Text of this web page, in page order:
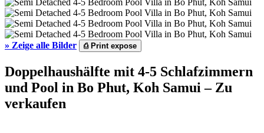
» Zeige alle Bilder ⎙Print expose
Doppelhaushälfte mit 4-5 Schlafzimmern
und Pool in Bo Phut, Koh Samui – Zu
verkaufen